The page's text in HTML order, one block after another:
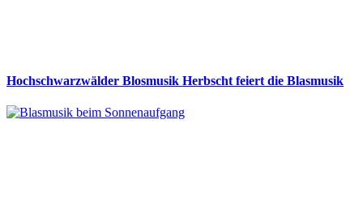
Hochschwarzwälder Blosmusik Herbscht feiert die Blasmusik